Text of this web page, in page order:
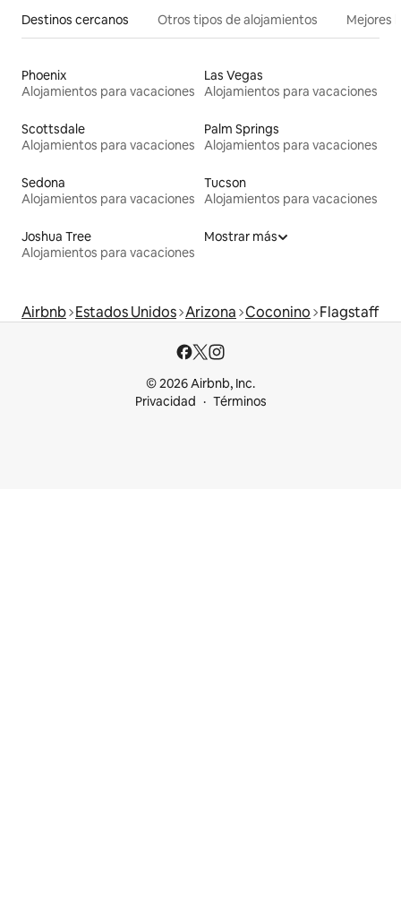
Destinos cercanos Otros tipos de alojamientos Mejores
Phoenix
Alojamientos para vacaciones
Las Vegas
Alojamientos para vacaciones
Scottsdale
Alojamientos para vacaciones
Palm Springs
Alojamientos para vacaciones
Sedona
Alojamientos para vacaciones
Tucson
Alojamientos para vacaciones
Joshua Tree
Alojamientos para vacaciones
Mostrar más
Airbnb Estados Unidos Arizona Coconino Flagstaff
© 2026 Airbnb, Inc.
Privacidad
Términos